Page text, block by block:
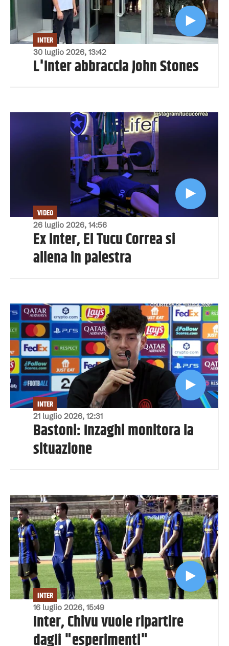
30 luglio 2026, 13:42
INTER
L'Inter abbraccia John Stones
26 luglio 2026, 14:56
VIDEO
Ex Inter, El Tucu Correa si
allena in palestra
21 luglio 2026, 12:31
INTER
Bastoni: Inzaghi monitora la
situazione
16 luglio 2026, 15:49
INTER
Inter, Chivu vuole ripartire
dagli "esperimenti"